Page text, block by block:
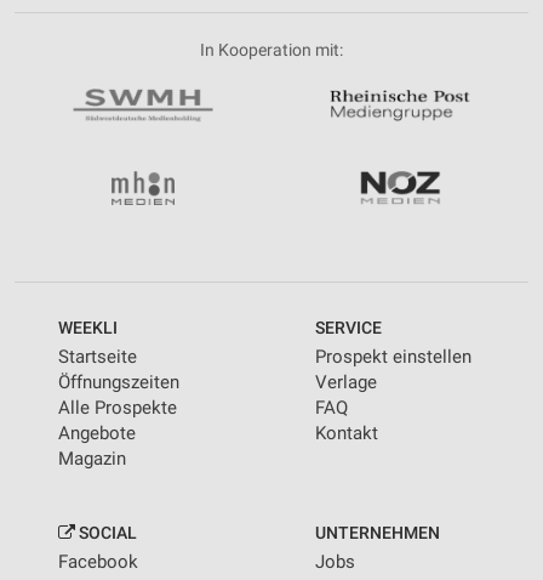
In Kooperation mit:
WEEKLI
Startseite
Öffnungszeiten
Alle Prospekte
Angebote
Magazin
SERVICE
Prospekt einstellen
Verlage
FAQ
Kontakt
SOCIAL
Facebook
UNTERNEHMEN
Jobs